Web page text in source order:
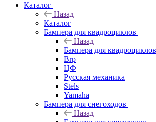
Каталог
Назад
Каталог
Бампера для квадроциклов
Назад
Бампера для квадроциклов
Brp
ЦФ
Русская механика
Stels
Yamaha
Бампера для снегоходов
Назад